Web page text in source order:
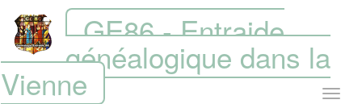
GE86 - Entraide
généalogique dans la
Vienne